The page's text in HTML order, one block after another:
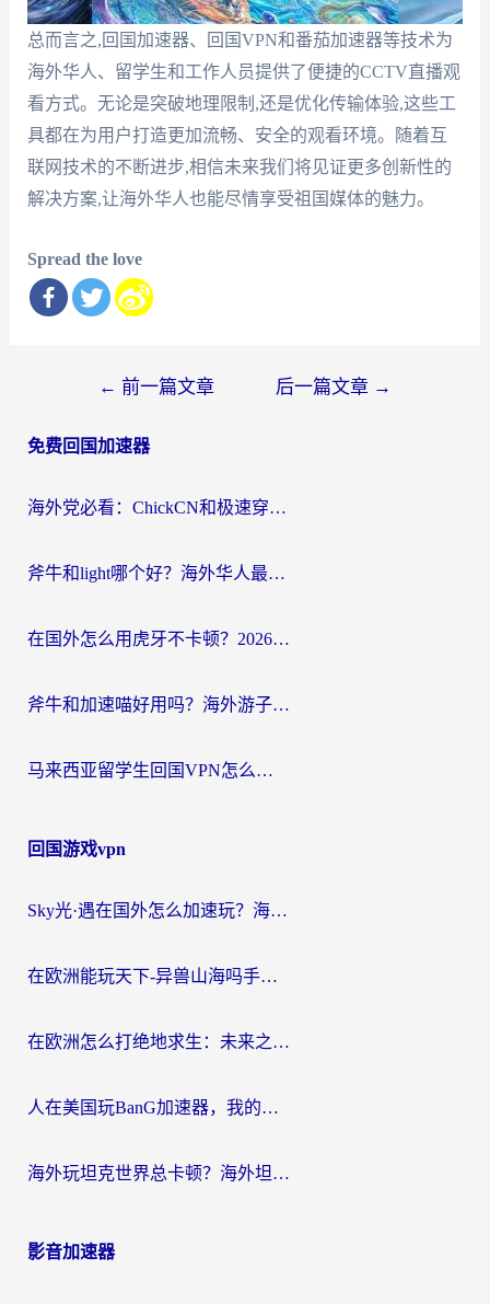
总而言之,回国加速器、回国VPN和番茄加速器等技术为
海外华人、留学生和工作人员提供了便捷的CCTV直播观
看方式。无论是突破地理限制,还是优化传输体验,这些工
具都在为用户打造更加流畅、安全的观看环境。随着互
联网技术的不断进步,相信未来我们将见证更多创新性的
解决方案,让海外华人也能尽情享受祖国媒体的魅力。
Spread the love
导
← 前一篇文章 后一篇文章 →
免费回国加速器
海外党必看：ChickCN和极速穿梭VPN好用吗？3招教你选对回国加速器无缝刷国内资源
斧牛和light哪个好？海外华人最关心的回国加速器选择难题，一篇讲透
在国外怎么用虎牙不卡顿？2026海外华人亲测有效的回国加速器选择指南
斧牛和加速喵好用吗？海外游子的真实选择困境
马来西亚留学生回国VPN怎么选？3个避坑点+1款实测好用的加速器推荐
回国游戏vpn
Sky光·遇在国外怎么加速玩？海外党亲测有效的国服游戏加速指南
在欧洲能玩天下-异兽山海吗手游？海外玩家的加速器生存指南
在欧洲怎么打绝地求生：未来之役不卡？留学生亲测的加速器避坑指南
人在美国玩BanG加速器，我的延迟终于绿了
海外玩坦克世界总卡顿？海外坦克世界加速器有哪些？实测好用的选择在这里
影音加速器